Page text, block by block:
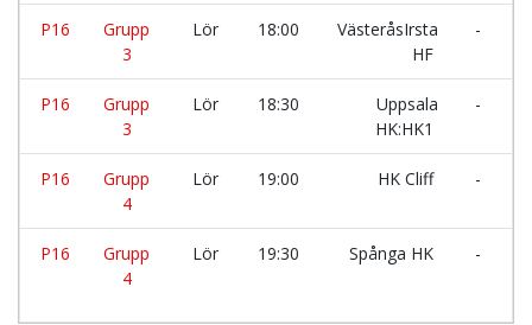
P16
Grupp
3
Lör 18:00
VästeråsIrsta
HF
-
P16
Grupp
3
Lör 18:30
Uppsala
HK:HK1
-
P16
Grupp
4
Lör 19:00 HK Cliff -
P16
Grupp
4
Lör 19:30 Spånga HK -